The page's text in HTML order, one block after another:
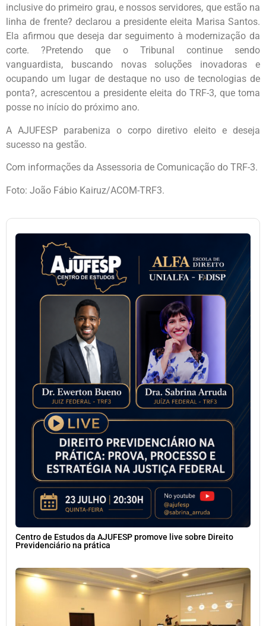
inclusive do primeiro grau, e nossos servidores, que estão na
linha de frente? declarou a presidente eleita Marisa Santos.
Ela afirmou que deseja dar seguimento à modernização da
corte. ?Pretendo que o Tribunal continue sendo
vanguardista, buscando novas soluções inovadoras e
ocupando um lugar de destaque no uso de tecnologias de
ponta?, acrescentou a presidente eleita do TRF-3, que toma
posse no início do próximo ano.
A AJUFESP parabeniza o corpo diretivo eleito e deseja
sucesso na gestão.
Com informações da Assessoria de Comunicação do TRF-3.
Foto: João Fábio Kairuz/ACOM-TRF3.
Centro de Estudos da AJUFESP promove live sobre Direito
Previdenciário na prática